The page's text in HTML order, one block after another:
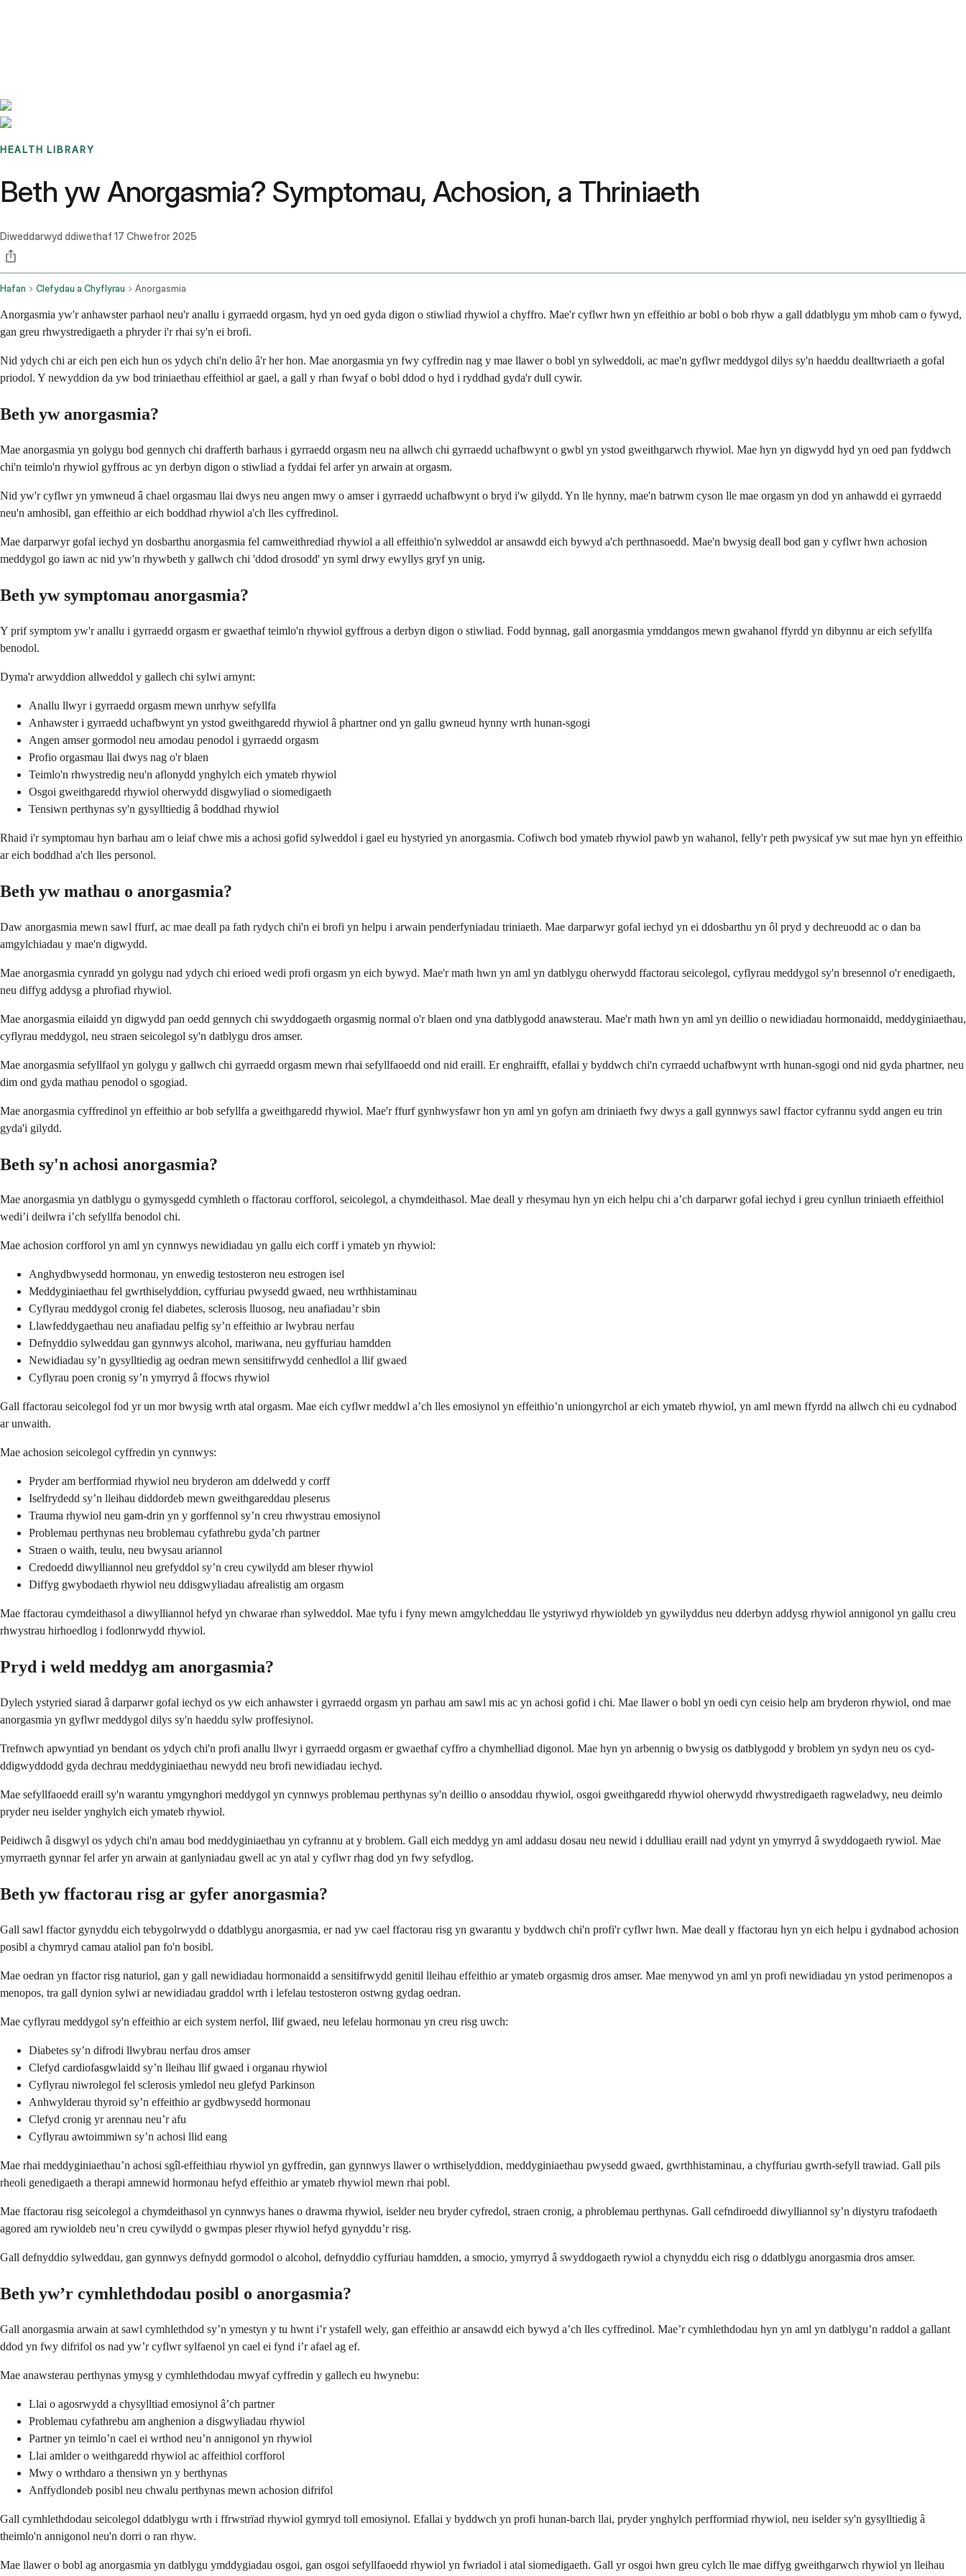
HEALTH LIBRARY
Beth yw Anorgasmia? Symptomau, Achosion, a Thriniaeth
Diweddarwyd ddiwethaf 17 Chwefror 2025
Hafan Clefydau a Chyflyrau Anorgasmia
Anorgasmia yw'r anhawster parhaol neu'r anallu i gyrraedd orgasm, hyd yn oed gyda digon o stiwliad rhywiol a chyffro. Mae'r cyflwr hwn yn effeithio ar bobl o bob rhyw a gall ddatblygu ym mhob cam o fywyd,
gan greu rhwystredigaeth a phryder i'r rhai sy'n ei brofi.
Nid ydych chi ar eich pen eich hun os ydych chi'n delio â'r her hon. Mae anorgasmia yn fwy cyffredin nag y mae llawer o bobl yn sylweddoli, ac mae'n gyflwr meddygol dilys sy'n haeddu dealltwriaeth a gofal
priodol. Y newyddion da yw bod triniaethau effeithiol ar gael, a gall y rhan fwyaf o bobl ddod o hyd i ryddhad gyda'r dull cywir.
Beth yw anorgasmia?
Mae anorgasmia yn golygu bod gennych chi drafferth barhaus i gyrraedd orgasm neu na allwch chi gyrraedd uchafbwynt o gwbl yn ystod gweithgarwch rhywiol. Mae hyn yn digwydd hyd yn oed pan fyddwch
chi'n teimlo'n rhywiol gyffrous ac yn derbyn digon o stiwliad a fyddai fel arfer yn arwain at orgasm.
Nid yw'r cyflwr yn ymwneud â chael orgasmau llai dwys neu angen mwy o amser i gyrraedd uchafbwynt o bryd i'w gilydd. Yn lle hynny, mae'n batrwm cyson lle mae orgasm yn dod yn anhawdd ei gyrraedd
neu'n amhosibl, gan effeithio ar eich boddhad rhywiol a'ch lles cyffredinol.
Mae darparwyr gofal iechyd yn dosbarthu anorgasmia fel camweithrediad rhywiol a all effeithio'n sylweddol ar ansawdd eich bywyd a'ch perthnasoedd. Mae'n bwysig deall bod gan y cyflwr hwn achosion
meddygol go iawn ac nid yw'n rhywbeth y gallwch chi 'ddod drosodd' yn syml drwy ewyllys gryf yn unig.
Beth yw symptomau anorgasmia?
Y prif symptom yw'r anallu i gyrraedd orgasm er gwaethaf teimlo'n rhywiol gyffrous a derbyn digon o stiwliad. Fodd bynnag, gall anorgasmia ymddangos mewn gwahanol ffyrdd yn dibynnu ar eich sefyllfa
benodol.
Dyma'r arwyddion allweddol y gallech chi sylwi arnynt:
Anallu llwyr i gyrraedd orgasm mewn unrhyw sefyllfa
Anhawster i gyrraedd uchafbwynt yn ystod gweithgaredd rhywiol â phartner ond yn gallu gwneud hynny wrth hunan-sgogi
Angen amser gormodol neu amodau penodol i gyrraedd orgasm
Profio orgasmau llai dwys nag o'r blaen
Teimlo'n rhwystredig neu'n aflonydd ynghylch eich ymateb rhywiol
Osgoi gweithgaredd rhywiol oherwydd disgwyliad o siomedigaeth
Tensiwn perthynas sy'n gysylltiedig â boddhad rhywiol
Rhaid i'r symptomau hyn barhau am o leiaf chwe mis a achosi gofid sylweddol i gael eu hystyried yn anorgasmia. Cofiwch bod ymateb rhywiol pawb yn wahanol, felly'r peth pwysicaf yw sut mae hyn yn effeithio
ar eich boddhad a'ch lles personol.
Beth yw mathau o anorgasmia?
Daw anorgasmia mewn sawl ffurf, ac mae deall pa fath rydych chi'n ei brofi yn helpu i arwain penderfyniadau triniaeth. Mae darparwyr gofal iechyd yn ei ddosbarthu yn ôl pryd y dechreuodd ac o dan ba
amgylchiadau y mae'n digwydd.
Mae anorgasmia cynradd yn golygu nad ydych chi erioed wedi profi orgasm yn eich bywyd. Mae'r math hwn yn aml yn datblygu oherwydd ffactorau seicolegol, cyflyrau meddygol sy'n bresennol o'r enedigaeth,
neu diffyg addysg a phrofiad rhywiol.
Mae anorgasmia eilaidd yn digwydd pan oedd gennych chi swyddogaeth orgasmig normal o'r blaen ond yna datblygodd anawsterau. Mae'r math hwn yn aml yn deillio o newidiadau hormonaidd, meddyginiaethau,
cyflyrau meddygol, neu straen seicolegol sy'n datblygu dros amser.
Mae anorgasmia sefyllfaol yn golygu y gallwch chi gyrraedd orgasm mewn rhai sefyllfaoedd ond nid eraill. Er enghraifft, efallai y byddwch chi'n cyrraedd uchafbwynt wrth hunan-sgogi ond nid gyda phartner, neu
dim ond gyda mathau penodol o sgogiad.
Mae anorgasmia cyffredinol yn effeithio ar bob sefyllfa a gweithgaredd rhywiol. Mae'r ffurf gynhwysfawr hon yn aml yn gofyn am driniaeth fwy dwys a gall gynnwys sawl ffactor cyfrannu sydd angen eu trin
gyda'i gilydd.
Beth sy'n achosi anorgasmia?
Mae anorgasmia yn datblygu o gymysgedd cymhleth o ffactorau corfforol, seicolegol, a chymdeithasol. Mae deall y rhesymau hyn yn eich helpu chi a’ch darparwr gofal iechyd i greu cynllun triniaeth effeithiol
wedi’i deilwra i’ch sefyllfa benodol chi.
Mae achosion corfforol yn aml yn cynnwys newidiadau yn gallu eich corff i ymateb yn rhywiol:
Anghydbwysedd hormonau, yn enwedig testosteron neu estrogen isel
Meddyginiaethau fel gwrthiselyddion, cyffuriau pwysedd gwaed, neu wrthhistaminau
Cyflyrau meddygol cronig fel diabetes, sclerosis lluosog, neu anafiadau’r sbin
Llawfeddygaethau neu anafiadau pelfig sy’n effeithio ar lwybrau nerfau
Defnyddio sylweddau gan gynnwys alcohol, mariwana, neu gyffuriau hamdden
Newidiadau sy’n gysylltiedig ag oedran mewn sensitifrwydd cenhedlol a llif gwaed
Cyflyrau poen cronig sy’n ymyrryd â ffocws rhywiol
Gall ffactorau seicolegol fod yr un mor bwysig wrth atal orgasm. Mae eich cyflwr meddwl a’ch lles emosiynol yn effeithio’n uniongyrchol ar eich ymateb rhywiol, yn aml mewn ffyrdd na allwch chi eu cydnabod
ar unwaith.
Mae achosion seicolegol cyffredin yn cynnwys:
Pryder am berfformiad rhywiol neu bryderon am ddelwedd y corff
Iselfrydedd sy’n lleihau diddordeb mewn gweithgareddau pleserus
Trauma rhywiol neu gam-drin yn y gorffennol sy’n creu rhwystrau emosiynol
Problemau perthynas neu broblemau cyfathrebu gyda’ch partner
Straen o waith, teulu, neu bwysau ariannol
Credoedd diwylliannol neu grefyddol sy’n creu cywilydd am bleser rhywiol
Diffyg gwybodaeth rhywiol neu ddisgwyliadau afrealistig am orgasm
Mae ffactorau cymdeithasol a diwylliannol hefyd yn chwarae rhan sylweddol. Mae tyfu i fyny mewn amgylcheddau lle ystyriwyd rhywioldeb yn gywilyddus neu dderbyn addysg rhywiol annigonol yn gallu creu
rhwystrau hirhoedlog i fodlonrwydd rhywiol.
Pryd i weld meddyg am anorgasmia?
Dylech ystyried siarad â darparwr gofal iechyd os yw eich anhawster i gyrraedd orgasm yn parhau am sawl mis ac yn achosi gofid i chi. Mae llawer o bobl yn oedi cyn ceisio help am bryderon rhywiol, ond mae
anorgasmia yn gyflwr meddygol dilys sy'n haeddu sylw proffesiynol.
Trefnwch apwyntiad yn bendant os ydych chi'n profi anallu llwyr i gyrraedd orgasm er gwaethaf cyffro a chymhelliad digonol. Mae hyn yn arbennig o bwysig os datblygodd y broblem yn sydyn neu os cyd-
ddigwyddodd gyda dechrau meddyginiaethau newydd neu brofi newidiadau iechyd.
Mae sefyllfaoedd eraill sy'n warantu ymgynghori meddygol yn cynnwys problemau perthynas sy'n deillio o ansoddau rhywiol, osgoi gweithgaredd rhywiol oherwydd rhwystredigaeth ragweladwy, neu deimlo
pryder neu iselder ynghylch eich ymateb rhywiol.
Peidiwch â disgwyl os ydych chi'n amau ​​bod meddyginiaethau yn cyfrannu at y broblem. Gall eich meddyg yn aml addasu dosau neu newid i ddulliau eraill nad ydynt yn ymyrryd â swyddogaeth rywiol. Mae
ymyrraeth gynnar fel arfer yn arwain at ganlyniadau gwell ac yn atal y cyflwr rhag dod yn fwy sefydlog.
Beth yw ffactorau risg ar gyfer anorgasmia?
Gall sawl ffactor gynyddu eich tebygolrwydd o ddatblygu anorgasmia, er nad yw cael ffactorau risg yn gwarantu y byddwch chi'n profi'r cyflwr hwn. Mae deall y ffactorau hyn yn eich helpu i gydnabod achosion
posibl a chymryd camau ataliol pan fo'n bosibl.
Mae oedran yn ffactor risg naturiol, gan y gall newidiadau hormonaidd a sensitifrwydd genitil lleihau effeithio ar ymateb orgasmig dros amser. Mae menywod yn aml yn profi newidiadau yn ystod perimenopos a
menopos, tra gall dynion sylwi ar newidiadau graddol wrth i lefelau testosteron ostwng gydag oedran.
Mae cyflyrau meddygol sy'n effeithio ar eich system nerfol, llif gwaed, neu lefelau hormonau yn creu risg uwch:
Diabetes sy’n difrodi llwybrau nerfau dros amser
Clefyd cardiofasgwlaidd sy’n lleihau llif gwaed i organau rhywiol
Cyflyrau niwrolegol fel sclerosis ymledol neu glefyd Parkinson
Anhwylderau thyroid sy’n effeithio ar gydbwysedd hormonau
Clefyd cronig yr arennau neu’r afu
Cyflyrau awtoimmiwn sy’n achosi llid eang
Mae rhai meddyginiaethau’n achosi sgîl-effeithiau rhywiol yn gyffredin, gan gynnwys llawer o wrthiselyddion, meddyginiaethau pwysedd gwaed, gwrthhistaminau, a chyffuriau gwrth-sefyll trawiad. Gall pils
rheoli genedigaeth a therapi amnewid hormonau hefyd effeithio ar ymateb rhywiol mewn rhai pobl.
Mae ffactorau risg seicolegol a chymdeithasol yn cynnwys hanes o drawma rhywiol, iselder neu bryder cyfredol, straen cronig, a phroblemau perthynas. Gall cefndiroedd diwylliannol sy’n diystyru trafodaeth
agored am rywioldeb neu’n creu cywilydd o gwmpas pleser rhywiol hefyd gynyddu’r risg.
Gall defnyddio sylweddau, gan gynnwys defnydd gormodol o alcohol, defnyddio cyffuriau hamdden, a smocio, ymyrryd â swyddogaeth rywiol a chynyddu eich risg o ddatblygu anorgasmia dros amser.
Beth yw’r cymhlethdodau posibl o anorgasmia?
Gall anorgasmia arwain at sawl cymhlethdod sy’n ymestyn y tu hwnt i’r ystafell wely, gan effeithio ar ansawdd eich bywyd a’ch lles cyffredinol. Mae’r cymhlethdodau hyn yn aml yn datblygu’n raddol a gallant
ddod yn fwy difrifol os nad yw’r cyflwr sylfaenol yn cael ei fynd i’r afael ag ef.
Mae anawsterau perthynas ymysg y cymhlethdodau mwyaf cyffredin y gallech eu hwynebu:
Llai o agosrwydd a chysylltiad emosiynol â’ch partner
Problemau cyfathrebu am anghenion a disgwyliadau rhywiol
Partner yn teimlo’n cael ei wrthod neu’n annigonol yn rhywiol
Llai amlder o weithgaredd rhywiol ac affeithiol corfforol
Mwy o wrthdaro a thensiwn yn y berthynas
Anffydlondeb posibl neu chwalu perthynas mewn achosion difrifol
Gall cymhlethdodau seicolegol ddatblygu wrth i ffrwstrïad rhywiol gymryd toll emosiynol. Efallai y byddwch yn profi hunan-barch llai, pryder ynghylch perfformiad rhywiol, neu iselder sy'n gysylltiedig â
theimlo'n annigonol neu'n dorri o ran rhyw.
Mae llawer o bobl ag anorgasmia yn datblygu ymddygiadau osgoi, gan osgoi sefyllfaoedd rhywiol yn fwriadol i atal siomedigaeth. Gall yr osgoi hwn greu cylch lle mae diffyg gweithgarwch rhywiol yn lleihau